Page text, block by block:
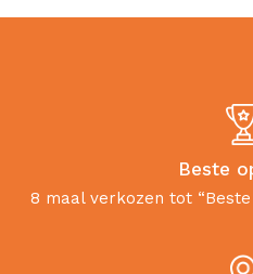
Beste
8 maal verkozen tot